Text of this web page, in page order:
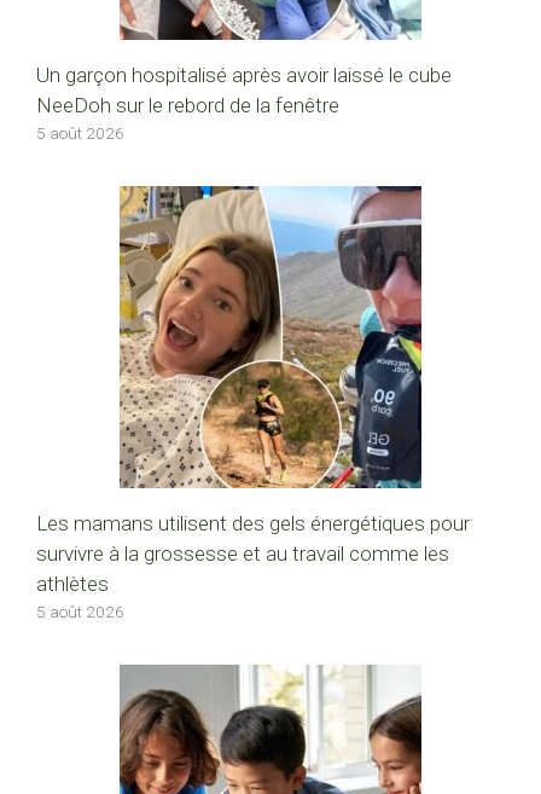
Un garçon hospitalisé après avoir laissé le cube
NeeDoh sur le rebord de la fenêtre
5 août 2026
Les mamans utilisent des gels énergétiques pour
survivre à la grossesse et au travail comme les
athlètes
5 août 2026